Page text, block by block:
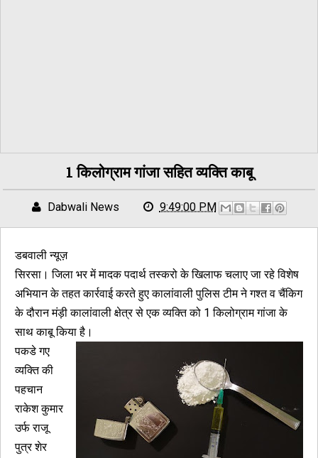
1 किलोग्राम गांजा सहित व्यक्ति काबू
Dabwali News 9:49:00 PM
डबवाली न्यूज़
सिरसा। जिला भर में मादक पदार्थ तस्करो के खिलाफ चलाए जा रहे विशेष
अभियान के तहत कार्रवाई करते हुए कालांवाली पुलिस टीम ने गश्त व चैंकिग
के दौरान मंड़ी कालांवाली क्षेत्र से एक व्यक्ति को 1 किलोग्राम गांजा के
साथ काबू किया है।
पकडे गए
व्यक्ति की
पहचान
राकेश कुमार
उर्फ राजू
पुत्र शेर